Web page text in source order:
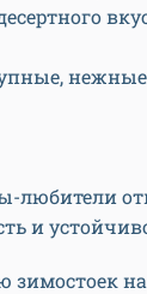
любители
и
зимостоек